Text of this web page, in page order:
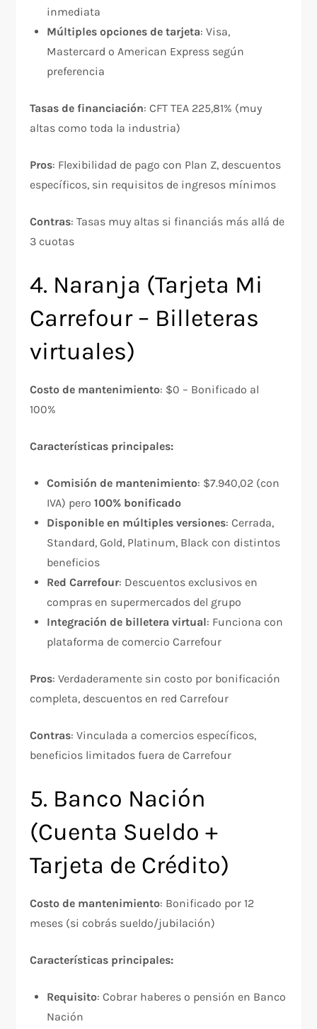
inmediata​
Múltiples opciones de tarjeta: Visa,
Mastercard o American Express según
preferencia​
Tasas de financiación: CFT TEA 225,81% (muy
altas como toda la industria)​
Pros: Flexibilidad de pago con Plan Z, descuentos
específicos, sin requisitos de ingresos mínimos
Contras: Tasas muy altas si financiás más allá de
3 cuotas​
4. Naranja (Tarjeta Mi
Carrefour – Billeteras
virtuales)
Costo de mantenimiento: $0 – Bonificado al
100%​
Características principales:
Comisión de mantenimiento: $7.940,02 (con
IVA) pero100% bonificado
Disponible en múltiples versiones: Cerrada,
Standard, Gold, Platinum, Black con distintos
beneficios​
Red Carrefour: Descuentos exclusivos en
compras en supermercados del grupo​
Integración de billetera virtual: Funciona con
plataforma de comercio Carrefour​
Pros: Verdaderamente sin costo por bonificación
completa, descuentos en red Carrefour
Contras: Vinculada a comercios específicos,
beneficios limitados fuera de Carrefour​
5. Banco Nación
(Cuenta Sueldo +
Tarjeta de Crédito)
Costo de mantenimiento: Bonificado por 12
meses (si cobrás sueldo/jubilación)​
Características principales:
Requisito: Cobrar haberes o pensión en Banco
Nación​